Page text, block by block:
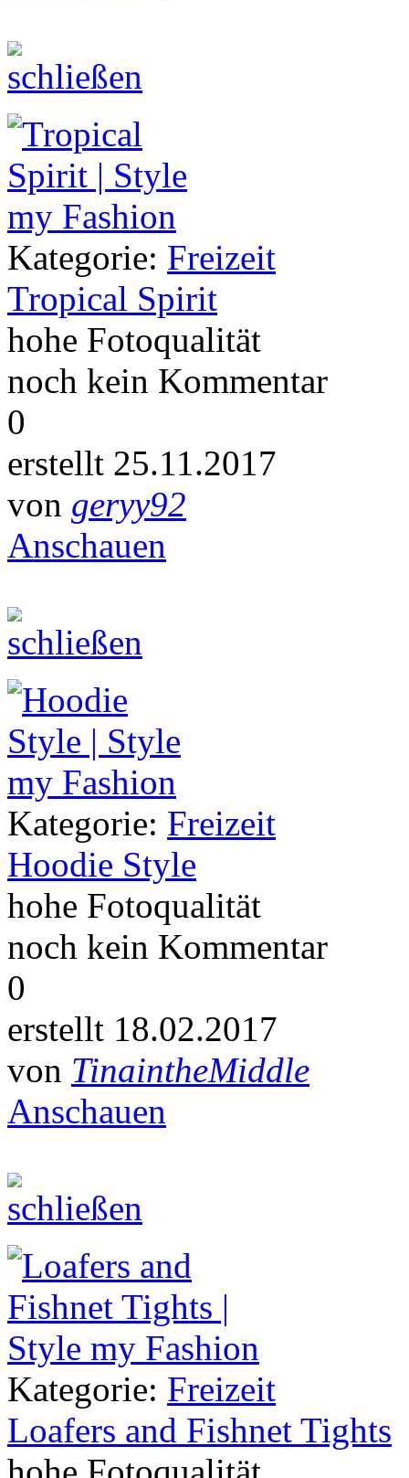
Kategorie: Freizeit
Tropical Spirit
hohe Fotoqualität
noch kein Kommentar
0
erstellt 25.11.2017
von geryy92
Anschauen
Kategorie: Freizeit
Hoodie Style
hohe Fotoqualität
noch kein Kommentar
0
erstellt 18.02.2017
von TinaintheMiddle
Anschauen
Kategorie: Freizeit
Loafers and Fishnet Tights